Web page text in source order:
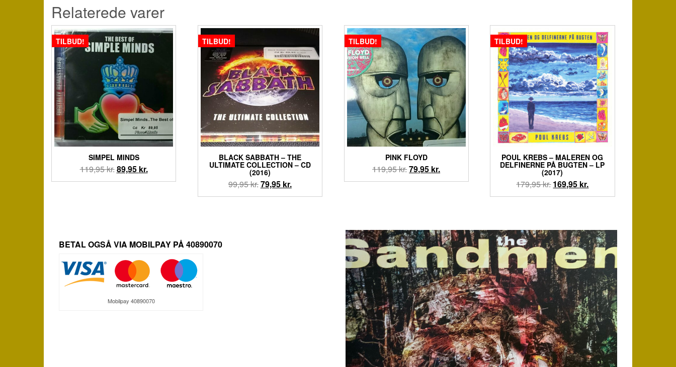
Relaterede varer
TILBUD!
SIMPEL MINDS
119,95kr.Den
oprindelige
89,95 kr.Den
aktuelle
TILBUD!
BLACK SABBATH – THE
ULTIMATE COLLECTION – CD
(2016)
99,95kr.Den
oprindelige
79,95 kr.Den
aktuelle
TILBUD!
PINK FLOYD
119,95kr.Den
oprindelige
79,95 kr.Den
aktuelle
TILBUD!
POUL KREBS – MALEREN OG
DELFINERNE PÅ BUGTEN – LP
(2017)
179,95kr.Den
oprindelige
179,95 kr..
169,95 kr.Den
aktuelle
169,95 kr..
BETAL OGSÅ VIA MOBILPAY PÅ 40890070
Mobilpay 40890070